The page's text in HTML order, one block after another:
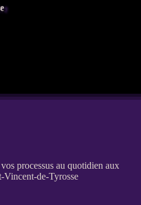
processus au quotidien aux
Vincent-de-Tyrosse